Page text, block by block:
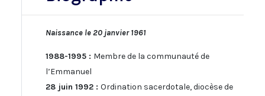
Naissance le 20 janvier 1961
1988-1995 : Membre de la communauté de
l’Emmanuel
28 juin 1992 : Ordination sacerdotale, diocèse de